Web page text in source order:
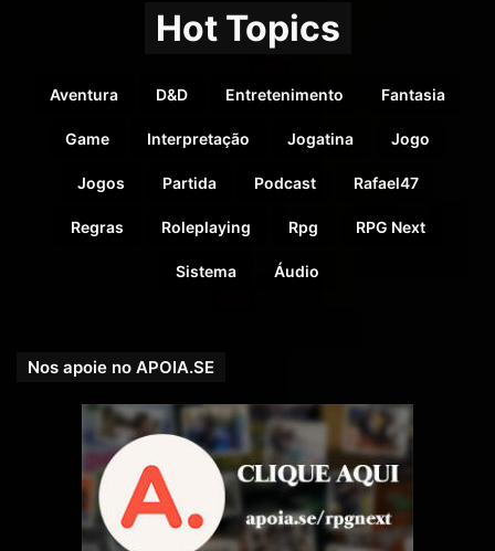
COMPARTILHE!
esqueça de compartilhar!
Nosso site é rpgnext.com.br,
Nossa Campanha do
Hot Topics
Aventura D&D Entretenimento Fantasia
Game Interpretação Jogatina Jogo
Jogos Partida Podcast Rafael47
Regras Roleplaying Rpg RPG Next
Sistema Áudio
Nos apoie no APOIA.SE